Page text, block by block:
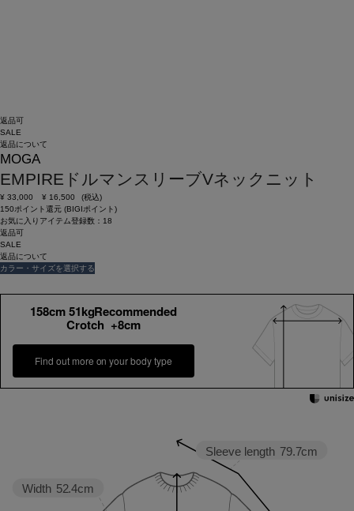
返品可
SALE
返品について
MOGA
EMPIREドルマンスリーブVネックニット
¥ 33,000 ¥ 16,500
(税込)
150ポイント還元 (BIGIポイント)
お気に入りアイテム登録数： 18
返品可
SALE
返品について
カラー・サイズを選択する
158cm 51kgRecommended
Crotch +8cm
Find out more on your body type
Sleeve length 79.7cm
Width 52.4cm